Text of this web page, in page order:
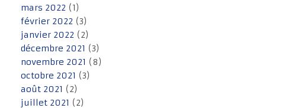
mars 2022 (1)
février 2022 (3)
janvier 2022 (2)
décembre 2021 (3)
novembre 2021 (8)
octobre 2021 (3)
août 2021 (2)
juillet 2021 (2)